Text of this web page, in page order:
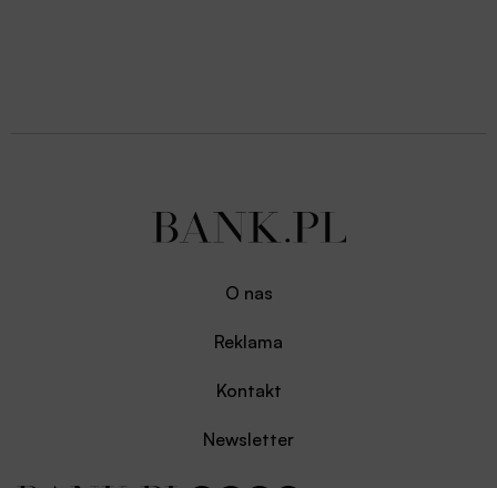
O nas
Reklama
Kontakt
Newsletter